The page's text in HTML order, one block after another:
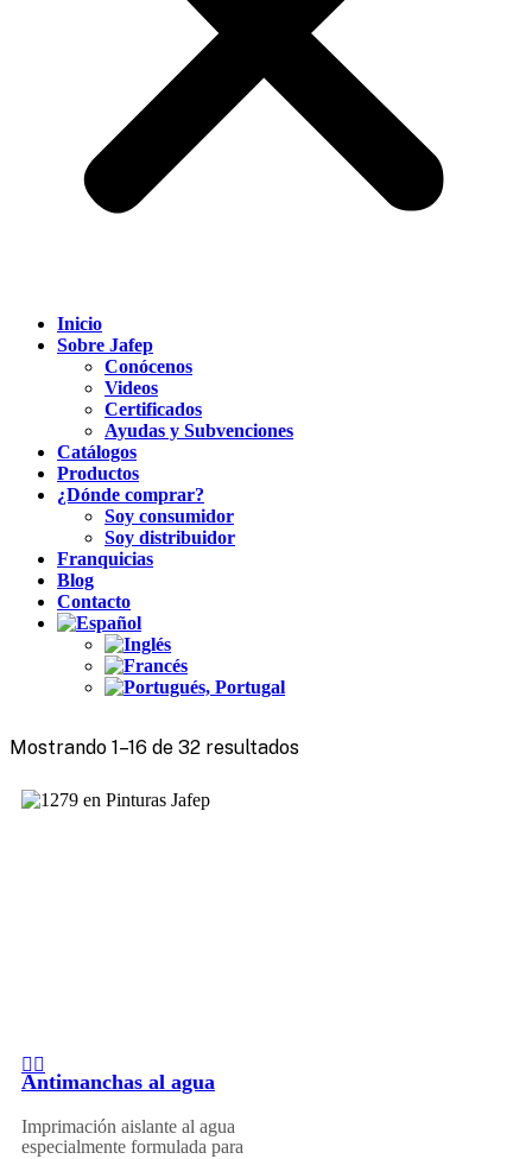
Inicio
Sobre Jafep
Conócenos
Videos
Certificados
Ayudas y Subvenciones
Catálogos
Productos
¿Dónde comprar?
Soy consumidor
Soy distribuidor
Franquicias
Blog
Contacto
Mostrando 1–16 de 32 resultados
Antimanchas al agua
Imprimación aislante al agua
especialmente formulada para